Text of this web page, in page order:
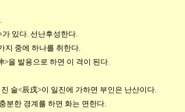
있다. 선난후성한다.
중에 하나를 취한다.
을 발용으로 하면 이 격이 된다.
술<辰戌>이 일진에 가하면 부인은 난산이다.
한 경계를 하면 화는 면한다.